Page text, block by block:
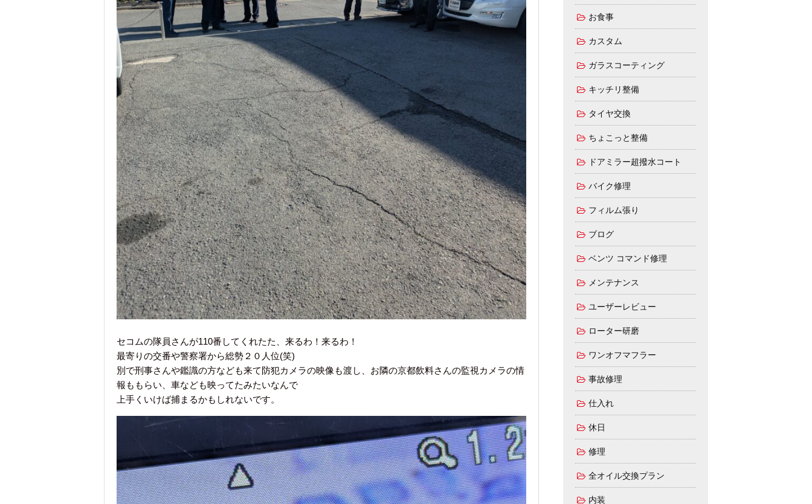
セコムの隊員さんが110番してくれたた、来るわ！来るわ！
最寄りの交番や警察署から総勢２０人位(笑)
別で刑事さんや鑑識の方なども来て防犯カメラの映像も渡し、お隣の京都飲料さんの監視カメラの情
報ももらい、車なども映ってたみたいなんで
上手くいけば捕まるかもしれないです。
お食事
カスタム
ガラスコーティング
キッチリ整備
タイヤ交換
ちょこっと整備
ドアミラー超撥水コート
バイク修理
フィルム張り
ブログ
ベンツ コマンド修理
メンテナンス
ユーザーレビュー
ローター研磨
ワンオフマフラー
事故修理
仕入れ
休日
修理
全オイル交換プラン
内装